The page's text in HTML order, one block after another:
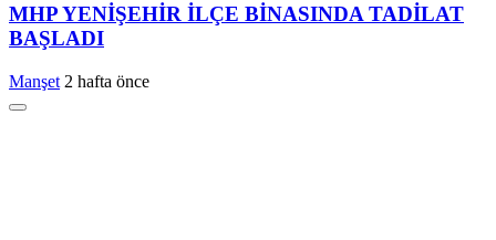
MHP YENİŞEHİR İLÇE BİNASINDA TADİLAT
BAŞLADI
Manşet 2 hafta önce